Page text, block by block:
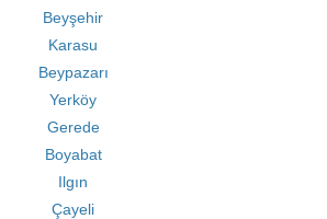
Beyşehir
Karasu
Beypazarı
Yerköy
Gerede
Boyabat
Ilgın
Çayeli